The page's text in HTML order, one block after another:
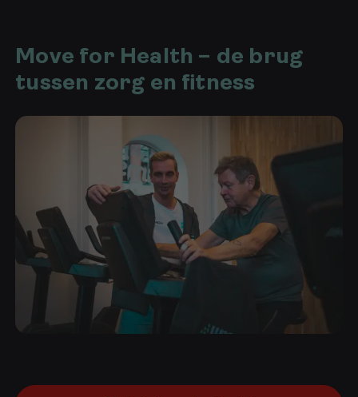
Move for Health – de brug
tussen zorg en fitness